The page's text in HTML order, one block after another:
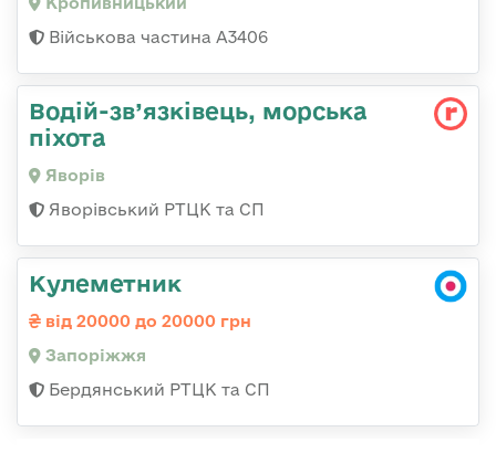
Військова частина А3406
Водій-зв’язківець, морська
піхота
Яворів
Яворівський РТЦК та СП
Кулеметник
від 20000 до 20000 грн
Запоріжжя
Бердянський РТЦК та СП